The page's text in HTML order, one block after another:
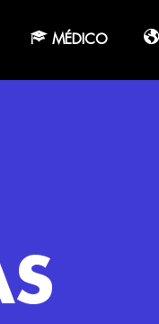
MÉDICO